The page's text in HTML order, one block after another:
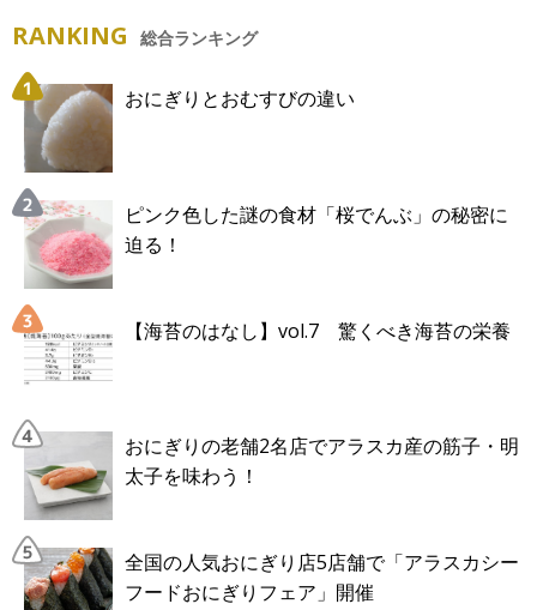
RANKING 総合ランキング
おにぎりとおむすびの違い
ピンク色した謎の食材「桜でんぶ」の秘密に
迫る！
【海苔のはなし】vol.7 驚くべき海苔の栄養
おにぎりの老舗2名店でアラスカ産の筋子・明
太子を味わう！
全国の人気おにぎり店5店舗で「アラスカシー
フードおにぎりフェア」開催